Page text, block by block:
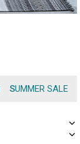
SUMMER SALE